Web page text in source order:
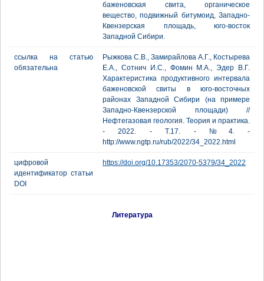
баженовская свита, органическое
вещество, подвижный битумоид, Западно-
Квензерская площадь, юго-восток
Западной Сибири.
ссылка на статью
обязательна
Рыжкова С.В., Замирайлова А.Г., Костырева
Е.А., Сотнич И.С., Фомин М.А., Эдер В.Г.
Характеристика продуктивного интервала
баженовской свиты в юго-восточных
районах Западной Сибири (на примере
Западно-Квензерской площади) //
Нефтегазовая геология. Теория и практика.
- 2022. - Т.17. - №4. -
http://www.ngtp.ru/rub/2022/34_2022.html
цифровой
идентификатор статьи
DOI
https://doi.org/10.17353/2070-5379/34_2022
Литература